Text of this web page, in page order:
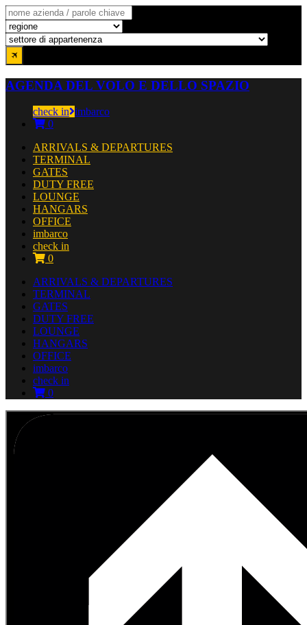
AGENDA DEL VOLO E DELLO SPAZIO
check in imbarco
0
ARRIVALS & DEPARTURES
TERMINAL
GATES
DUTY FREE
LOUNGE
HANGARS
OFFICE
imbarco
check in
0
ARRIVALS & DEPARTURES
TERMINAL
GATES
DUTY FREE
LOUNGE
HANGARS
OFFICE
imbarco
check in
0